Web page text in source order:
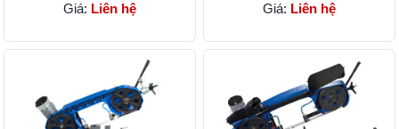
Giá: Liên hệ Giá: Liên hệ